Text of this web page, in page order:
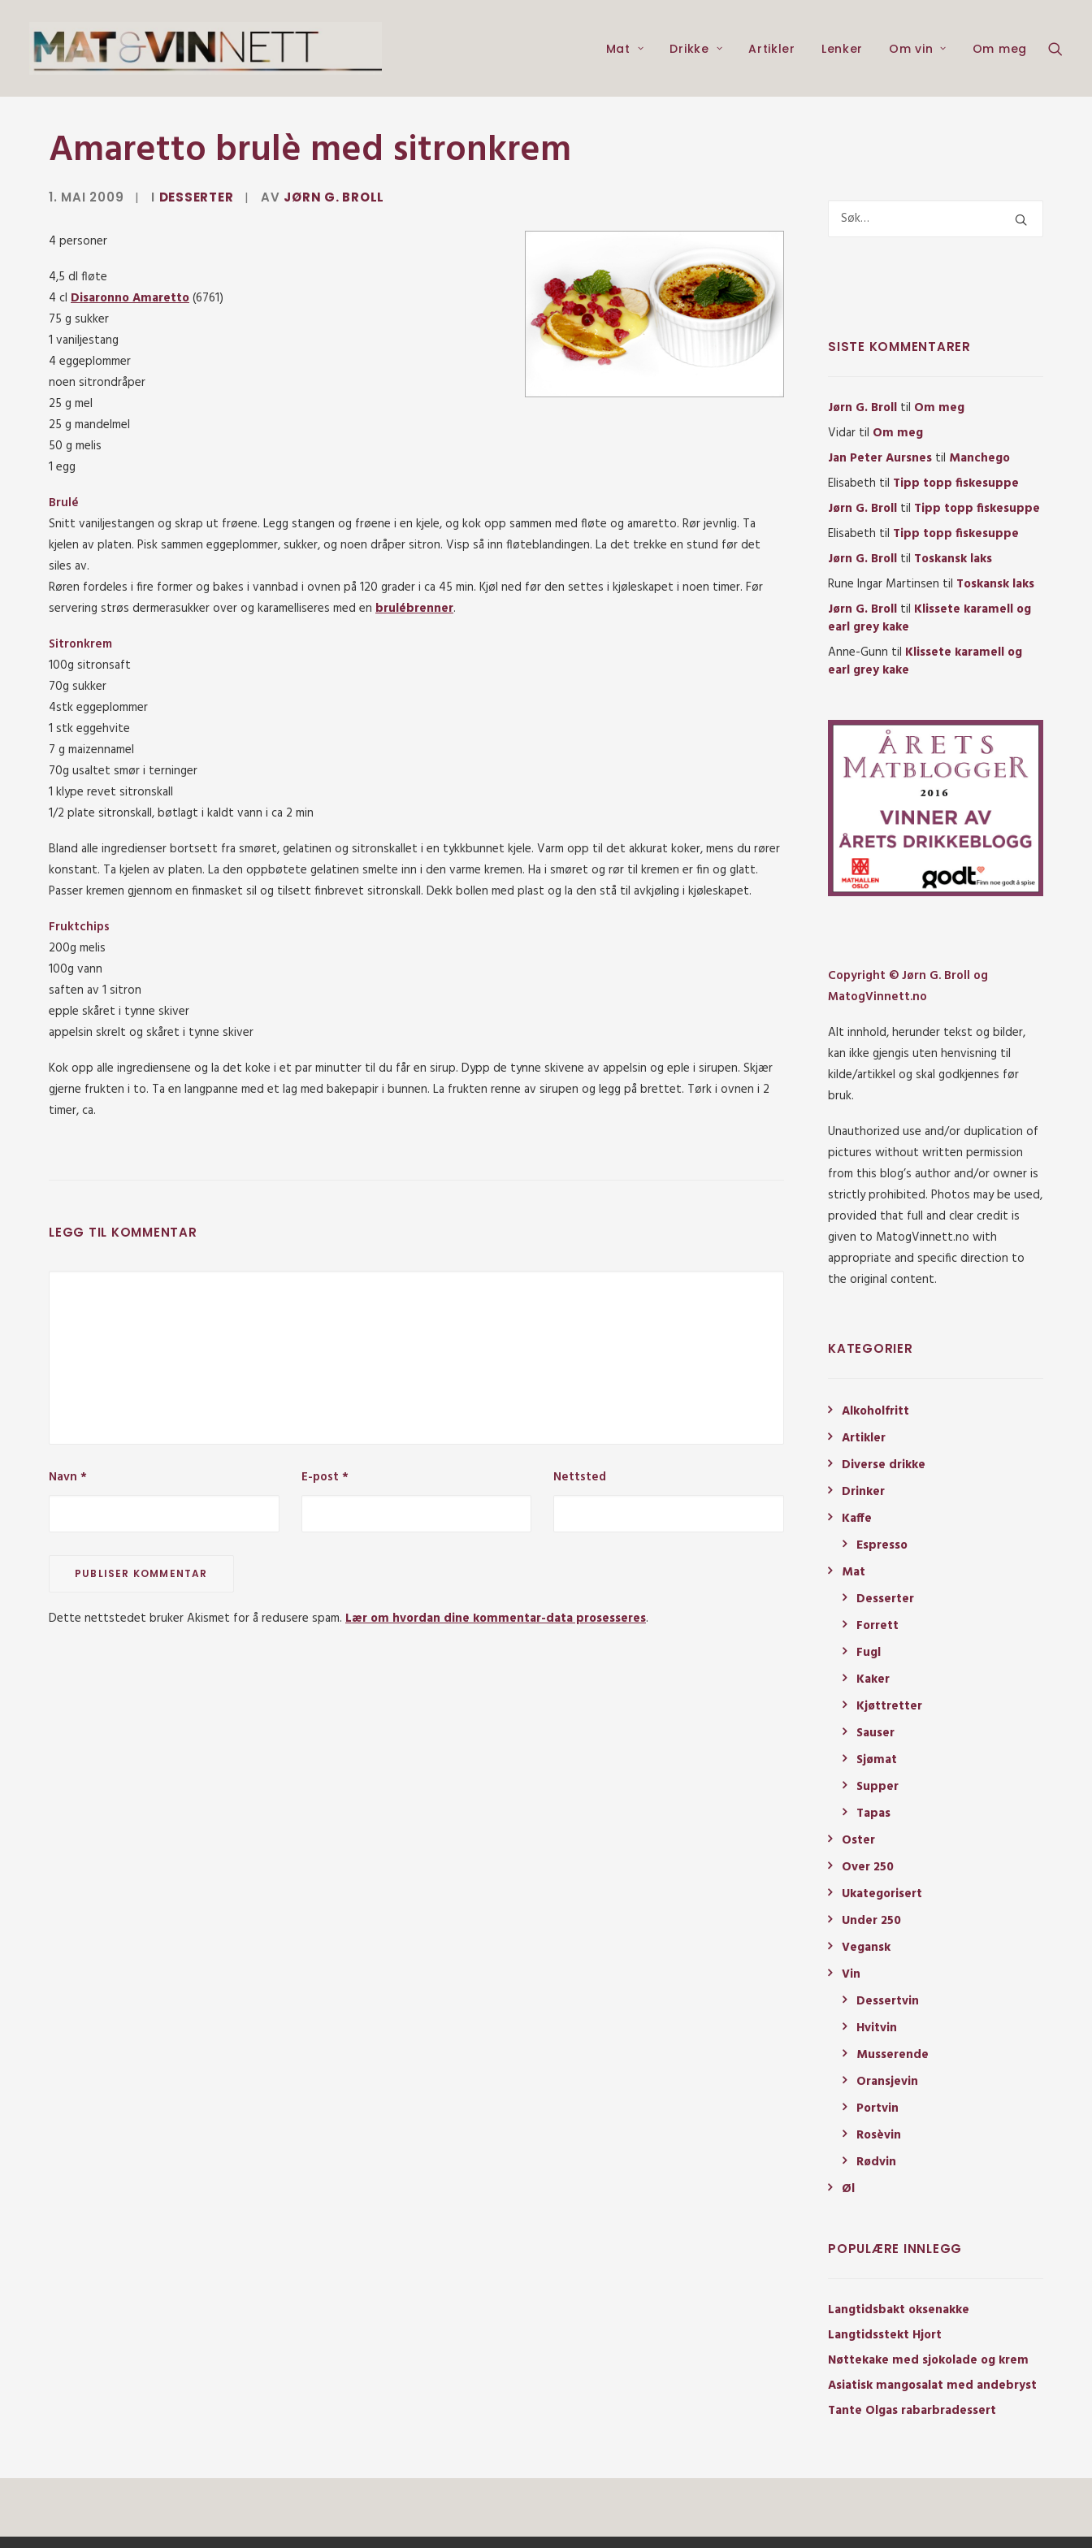
Mat Drikke Artikler Lenker Om vin Om meg
Amaretto brulè med sitronkrem
1. MAI 2009 | I DESSERTER | AV JØRN G. BROLL
4 personer
4,5 dl fløte
4 cl Disaronno Amaretto(6761)
75 g sukker
1 vaniljestang
4 eggeplommer
noen sitrondråper
25 g mel
25 g mandelmel
50 g melis
1 egg
Brulé
Snitt vaniljestangen og skrap ut frøene. Legg stangen og frøene i en kjele, og kok opp sammen med fløte og amaretto. Rør jevnlig. Ta
kjelen av platen. Pisk sammen eggeplommer, sukker, og noen dråper sitron. Visp så inn fløteblandingen. La det trekke en stund før det
siles av.
Røren fordeles i fire former og bakes i vannbad i ovnen på 120 grader i ca 45 min. Kjøl ned før den settes i kjøleskapet i noen timer. Før
servering strøs dermerasukker over og karamelliseres med en brulébrenner.
Sitronkrem
100g sitronsaft
70g sukker
4stk eggeplommer
1 stk eggehvite
7 g maizennamel
70g usaltet smør i terninger
1 klype revet sitronskall
1/2 plate sitronskall, bøtlagt i kaldt vann i ca 2 min
Bland alle ingredienser bortsett fra smøret, gelatinen og sitronskallet i en tykkbunnet kjele. Varm opp til det akkurat koker, mens du rører
konstant. Ta kjelen av platen. La den oppbøtete gelatinen smelte inn i den varme kremen. Ha i smøret og rør til kremen er fin og glatt.
Passer kremen gjennom en finmasket sil og tilsett finbrevet sitronskall. Dekk bollen med plast og la den stå til avkjøling i kjøleskapet.
Fruktchips
200g melis
100g vann
saften av 1 sitron
epple skåret i tynne skiver
appelsin skrelt og skåret i tynne skiver
Kok opp alle ingrediensene og la det koke i et par minutter til du får en sirup. Dypp de tynne skivene av appelsin og eple i sirupen. Skjær
gjerne frukten i to. Ta en langpanne med et lag med bakepapir i bunnen. La frukten renne av sirupen og legg på brettet. Tørk i ovnen i 2
timer, ca.
LEGG TIL KOMMENTAR
Navn * E-post * Nettsted
Dette nettstedet bruker Akismet for å redusere spam. Lær om hvordan dine kommentar-data prosesseres.
SISTE KOMMENTARER
Jørn G. Broll til Om meg
Vidar til Om meg
Jan Peter Aursnes til Manchego
Elisabeth til Tipp topp fiskesuppe
Jørn G. Broll til Tipp topp fiskesuppe
Elisabeth til Tipp topp fiskesuppe
Jørn G. Broll til Toskansk laks
Rune Ingar Martinsen til Toskansk laks
Jørn G. Broll til Klissete karamell og
earl grey kake
Anne-Gunn til Klissete karamell og
earl grey kake
Copyright © Jørn G. Broll og
MatogVinnett.no
Alt innhold, herunder tekst og bilder,
kan ikke gjengis uten henvisning til
kilde/artikkel og skal godkjennes før
bruk.
Unauthorized use and/or duplication of
pictures without written permission
from this blog’s author and/or owner is
strictly prohibited. Photos may be used,
provided that full and clear credit is
given to MatogVinnett.no with
appropriate and specific direction to
the original content.
KATEGORIER
Alkoholfritt
Artikler
Diverse drikke
Drinker
Kaffe
Espresso
Mat
Desserter
Forrett
Fugl
Kaker
Kjøttretter
Sauser
Sjømat
Supper
Tapas
Oster
Over 250
Ukategorisert
Under 250
Vegansk
Vin
Dessertvin
Hvitvin
Musserende
Oransjevin
Portvin
Rosèvin
Rødvin
Øl
POPULÆRE INNLEGG
Langtidsbakt oksenakke
Langtidsstekt Hjort
Nøttekake med sjokolade og krem
Asiatisk mangosalat med andebryst
Tante Olgas rabarbradessert